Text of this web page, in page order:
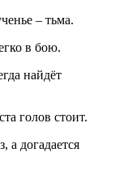
– тьма.
в бою.
найдёт
голов стоит.
догадается